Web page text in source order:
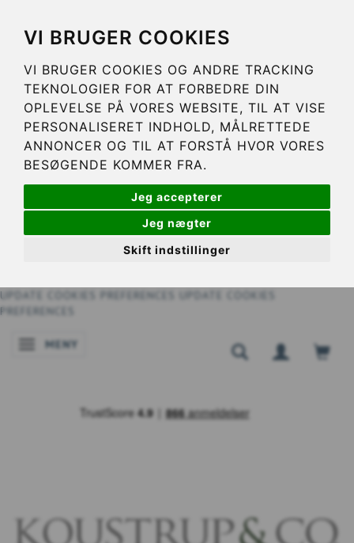
VI BRUGER COOKIES
VI BRUGER COOKIES OG ANDRE TRACKING
TEKNOLOGIER FOR AT FORBEDRE DIN
OPLEVELSE PÅ VORES WEBSITE, TIL AT VISE
PERSONALISERET INDHOLD, MÅLRETTEDE
ANNONCER OG TIL AT FORSTÅ HVOR VORES
BESØGENDE KOMMER FRA.
Jeg accepterer
Jeg nægter
Skift indstillinger
UPDATE COOKIES PREFERENCES
UPDATE COOKIES
PREFERENCES
ÄNDRA NAVIGERING
MENY